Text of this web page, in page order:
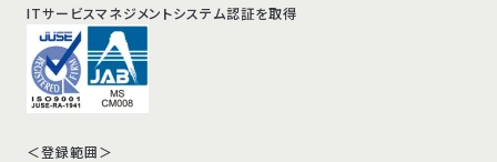
ITサービスマネジメントシステム認証を取得
＜登録範囲＞